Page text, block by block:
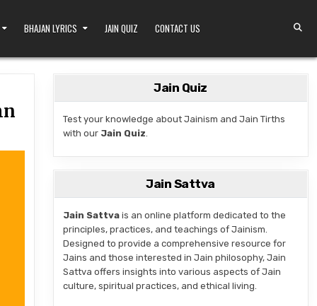
BHAJAN LYRICS JAIN QUIZ CONTACT US
A SACRED DEVOTIONAL HYMN
Jain Quiz
Test your knowledge about Jainism and Jain Tirths
with our Jain Quiz.
Jain Sattva
Jain Sattvais an online platform dedicated to the
principles, practices, and teachings of Jainism.
Designed to provide a comprehensive resource for
Jains and those interested in Jain philosophy, Jain
Sattva offers insights into various aspects of Jain
culture, spiritual practices, and ethical living.